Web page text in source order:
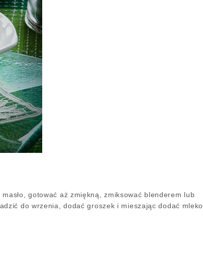
gotować aż zmiękną, zmiksować blenderem lub
do wrzenia, dodać groszek i mieszając dodać mleko